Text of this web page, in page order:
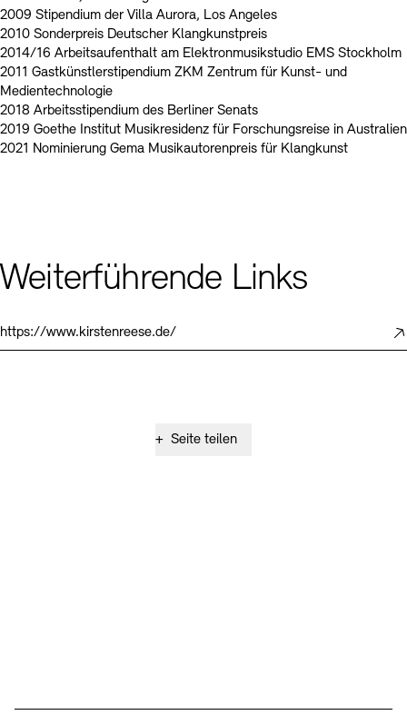
2009 Stipendium der Villa Aurora, Los Angeles
2010 Sonderpreis Deutscher Klangkunstpreis
2014/16 Arbeitsaufenthalt am Elektronmusikstudio EMS Stockholm
2011 Gastkünstlerstipendium ZKM Zentrum für Kunst- und
Medientechnologie
2018 Arbeitsstipendium des Berliner Senats
2019 Goethe Institut Musikresidenz für Forschungsreise in Australien
2021 Nominierung Gema Musikautorenpreis für Klangkunst
Weiterführende Links
https://www.kirstenreese.de/
+ Seite teilen